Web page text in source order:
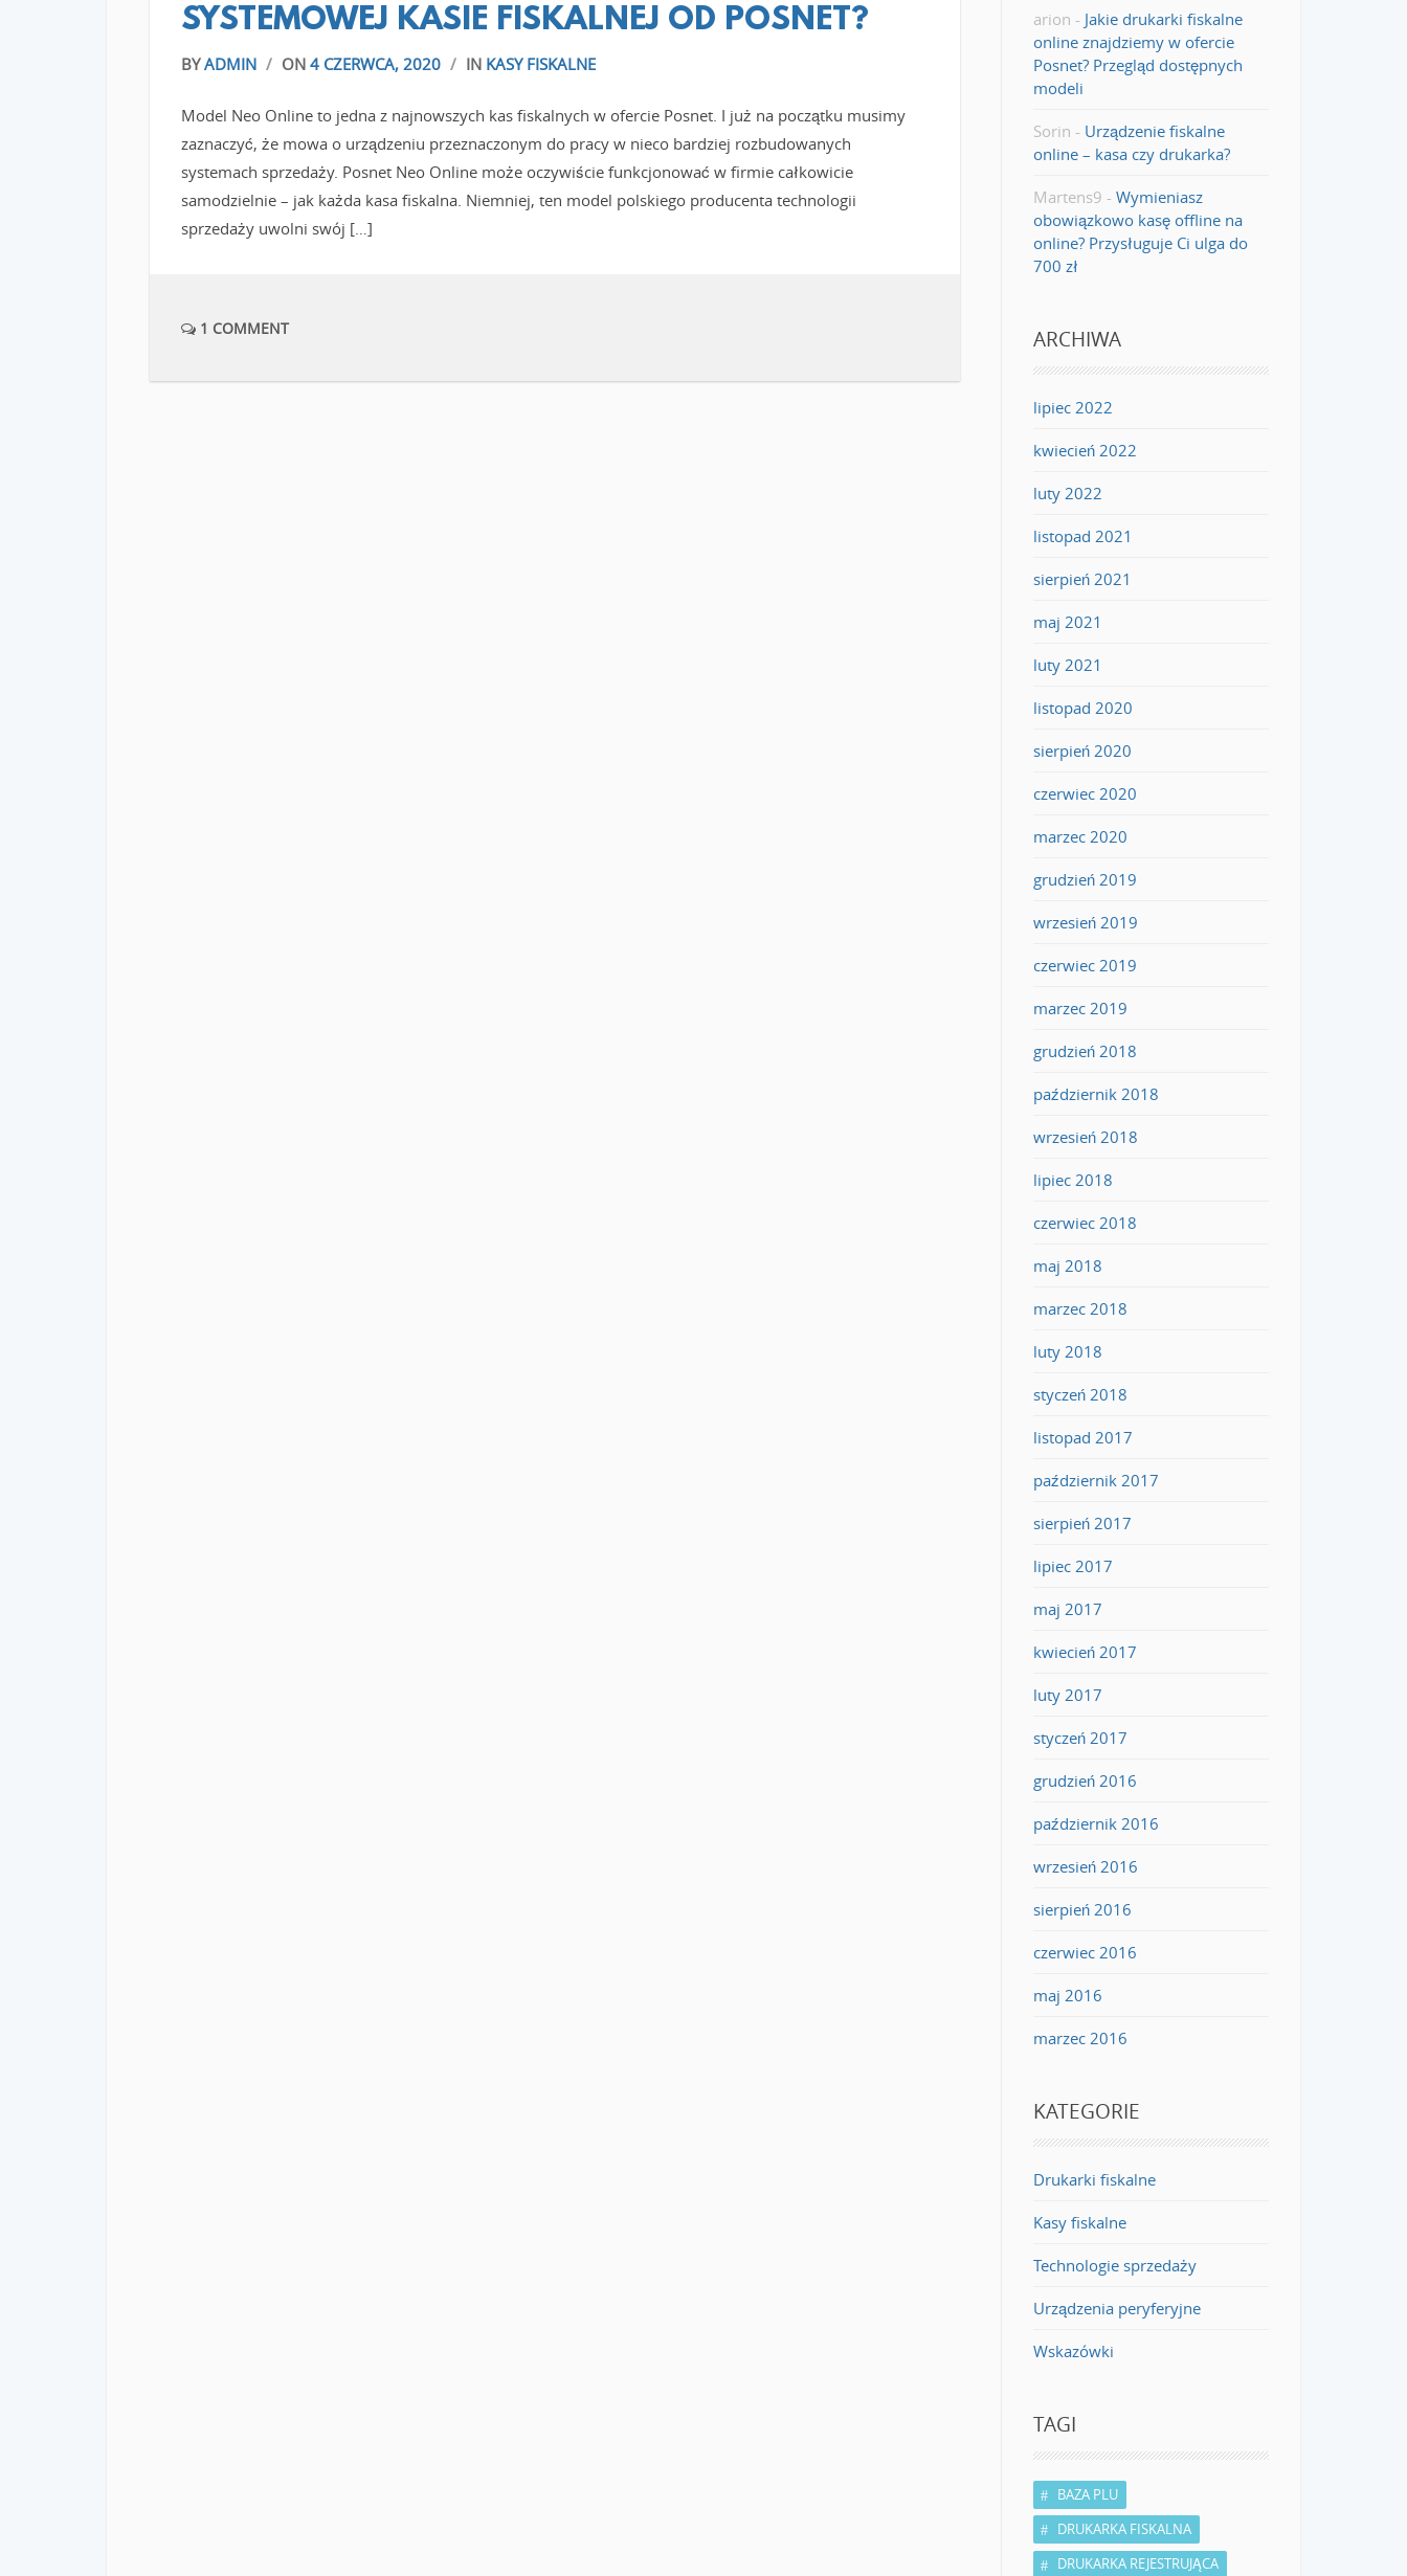
SYSTEMOWEJ KASIE FISKALNEJ OD POSNET?
BYADMIN / ON 4 CZERWCA, 2020 / IN KASY FISKALNE
Model Neo Online to jedna z najnowszych kas fiskalnych w ofercie Posnet. I już na początku musimy
zaznaczyć, że mowa o urządzeniu przeznaczonym do pracy w nieco bardziej rozbudowanych
systemach sprzedaży. Posnet Neo Online może oczywiście funkcjonować w firmie całkowicie
samodzielnie – jak każda kasa fiskalna. Niemniej, ten model polskiego producenta technologii
sprzedaży uwolni swój […]
1 COMMENT
arion - Jakie drukarki fiskalne
online znajdziemy w ofercie
Posnet? Przegląd dostępnych
modeli
Sorin - Urządzenie fiskalne
online – kasa czy drukarka?
Martens9 - Wymieniasz
obowiązkowo kasę offline na
online? Przysługuje Ci ulga do
700 zł
ARCHIWA
lipiec 2022
kwiecień 2022
luty 2022
listopad 2021
sierpień 2021
maj 2021
luty 2021
listopad 2020
sierpień 2020
czerwiec 2020
marzec 2020
grudzień 2019
wrzesień 2019
czerwiec 2019
marzec 2019
grudzień 2018
październik 2018
wrzesień 2018
lipiec 2018
czerwiec 2018
maj 2018
marzec 2018
luty 2018
styczeń 2018
listopad 2017
październik 2017
sierpień 2017
lipiec 2017
maj 2017
kwiecień 2017
luty 2017
styczeń 2017
grudzień 2016
październik 2016
wrzesień 2016
sierpień 2016
czerwiec 2016
maj 2016
marzec 2016
KATEGORIE
Drukarki fiskalne
Kasy fiskalne
Technologie sprzedaży
Urządzenia peryferyjne
Wskazówki
TAGI
BAZA PLU
DRUKARKA FISKALNA
DRUKARKA REJESTRUJĄCA